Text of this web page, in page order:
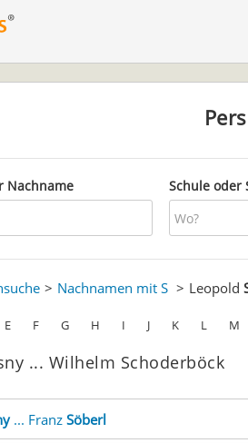
Nachname Schule oder
Nachnamen mit S Leopold
E F G H I J K L M
... Wilhelm Schoderböck
... Franz Söberl